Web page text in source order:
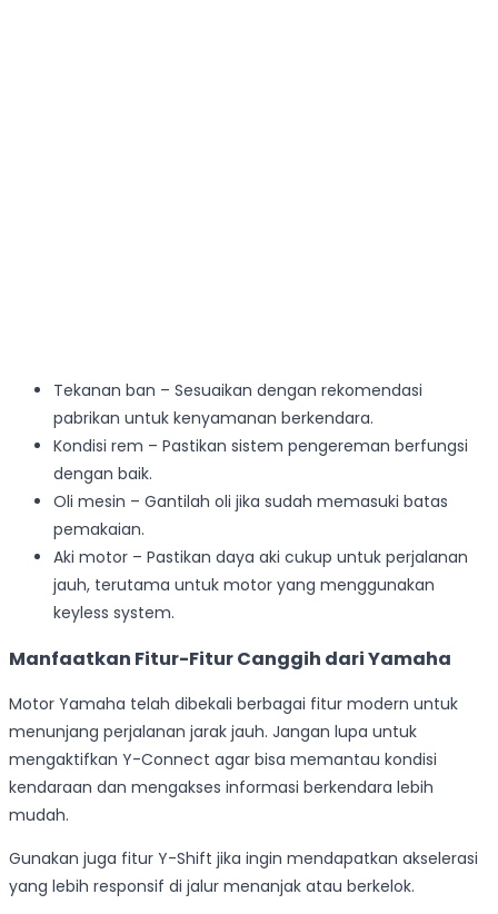
Tekanan ban – Sesuaikan dengan rekomendasi
pabrikan untuk kenyamanan berkendara.
Kondisi rem – Pastikan sistem pengereman berfungsi
dengan baik.
Oli mesin – Gantilah oli jika sudah memasuki batas
pemakaian.
Aki motor – Pastikan daya aki cukup untuk perjalanan
jauh, terutama untuk motor yang menggunakan
keyless system.
Manfaatkan Fitur-Fitur Canggih dari Yamaha
Motor Yamaha telah dibekali berbagai fitur modern untuk
menunjang perjalanan jarak jauh. Jangan lupa untuk
mengaktifkan Y-Connect agar bisa memantau kondisi
kendaraan dan mengakses informasi berkendara lebih
mudah.
Gunakan juga fitur Y-Shift jika ingin mendapatkan akselerasi
yang lebih responsif di jalur menanjak atau berkelok.